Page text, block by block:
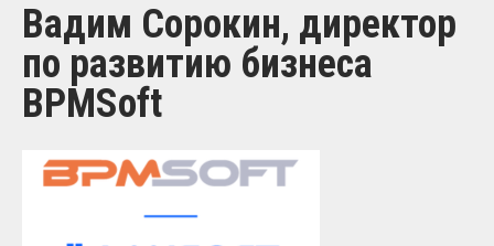
Вадим Сорокин, директор
по развитию бизнеса
BPMSoft